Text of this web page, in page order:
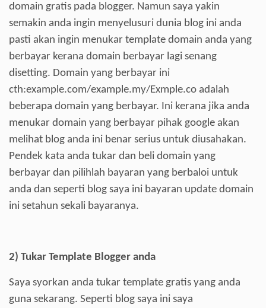
domain gratis pada blogger. Namun saya yakin
semakin anda ingin menyelusuri dunia blog ini anda
pasti akan ingin menukar template domain anda yang
berbayar kerana domain berbayar lagi senang
disetting. Domain yang berbayar ini
cth:example.com/example.my/Exmple.co adalah
beberapa domain yang berbayar. Ini kerana jika anda
menukar domain yang berbayar pihak google akan
melihat blog anda ini benar serius untuk diusahakan.
Pendek kata anda tukar dan beli domain yang
berbayar dan pilihlah bayaran yang berbaloi untuk
anda dan seperti blog saya ini bayaran update domain
ini setahun sekali bayaranya.
2) Tukar Template Blogger anda
Saya syorkan anda tukar template gratis yang anda
guna sekarang. Seperti blog saya ini saya